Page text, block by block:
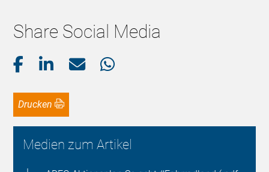
Share Social Media
Drucken
Medien zum Artikel